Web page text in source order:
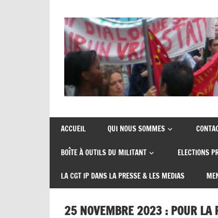
content
CGT
insertion
probation
de
syndicats
insertion
ACCUEIL QUI NOUS SOMMES
BOÎTE À OUTILS DU MILITANT ELECTIONS
LA CGT IP DANS LA PRESSE & LES MEDIAS
25 NOVEMBRE 2023 : POUR LA